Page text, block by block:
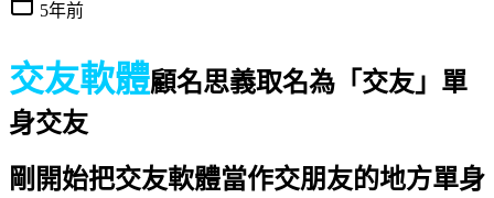
5年前
交友軟體顧名思義取名為「交友」 單
身交友
剛開始把交友軟體當作交朋友的地方單身